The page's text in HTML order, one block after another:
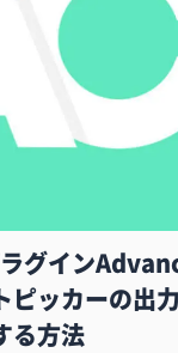
グイン
ッカーの出
る方法